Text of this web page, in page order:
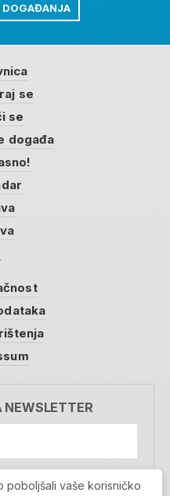
DOGAĐANJA
se
se
događa
NEWSLETTER
spremaju u bazu
poboljšali vaše korisničko